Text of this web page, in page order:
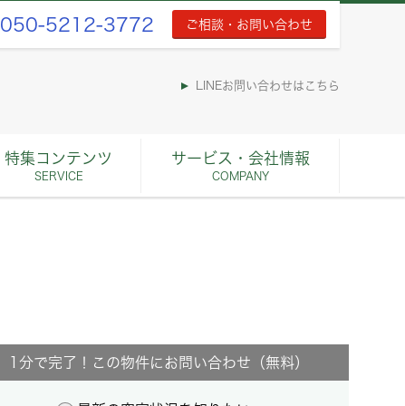
050-5212-3772 ご相談・お問い合わせ
LINEお問い合わせはこちら
特集コンテンツ
SERVICE
サービス・会社情報
COMPANY
1分で完了！この物件にお問い合わせ（無料）